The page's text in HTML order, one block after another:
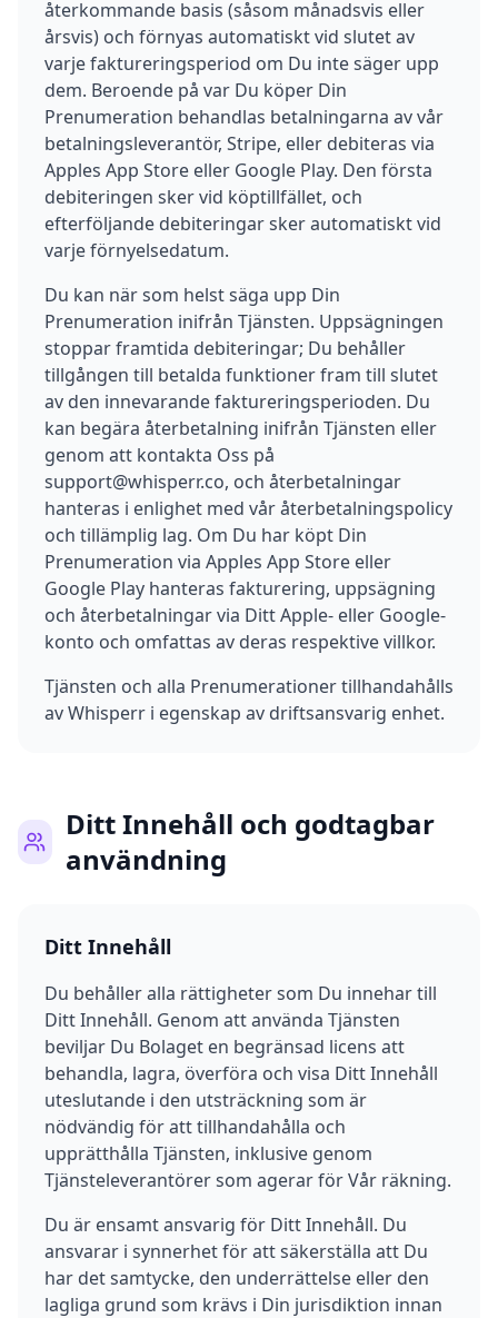
återkommande basis (såsom månadsvis eller
årsvis) och förnyas automatiskt vid slutet av
varje faktureringsperiod om Du inte säger upp
dem. Beroende på var Du köper Din
Prenumeration behandlas betalningarna av vår
betalningsleverantör, Stripe, eller debiteras via
Apples App Store eller Google Play. Den första
debiteringen sker vid köptillfället, och
efterföljande debiteringar sker automatiskt vid
varje förnyelsedatum.
Du kan när som helst säga upp Din
Prenumeration inifrån Tjänsten. Uppsägningen
stoppar framtida debiteringar; Du behåller
tillgången till betalda funktioner fram till slutet
av den innevarande faktureringsperioden. Du
kan begära återbetalning inifrån Tjänsten eller
genom att kontakta Oss på
support@whisperr.co, och återbetalningar
hanteras i enlighet med vår återbetalningspolicy
och tillämplig lag. Om Du har köpt Din
Prenumeration via Apples App Store eller
Google Play hanteras fakturering, uppsägning
och återbetalningar via Ditt Apple- eller Google-
konto och omfattas av deras respektive villkor.
Tjänsten och alla Prenumerationer tillhandahålls
av Whisperr i egenskap av driftsansvarig enhet.
Ditt Innehåll och godtagbar
användning
Ditt Innehåll
Du behåller alla rättigheter som Du innehar till
Ditt Innehåll. Genom att använda Tjänsten
beviljar Du Bolaget en begränsad licens att
behandla, lagra, överföra och visa Ditt Innehåll
uteslutande i den utsträckning som är
nödvändig för att tillhandahålla och
upprätthålla Tjänsten, inklusive genom
Tjänsteleverantörer som agerar för Vår räkning.
Du är ensamt ansvarig för Ditt Innehåll. Du
ansvarar i synnerhet för att säkerställa att Du
har det samtycke, den underrättelse eller den
lagliga grund som krävs i Din jurisdiktion innan